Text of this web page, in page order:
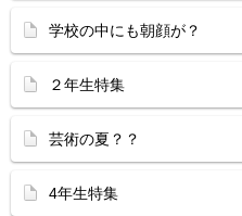
学校の中にも朝顔が？
２年生特集
芸術の夏？？
4年生特集